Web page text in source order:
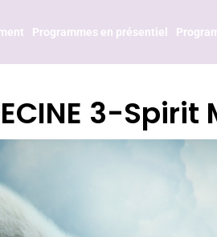
Programmes en présentiel
3-